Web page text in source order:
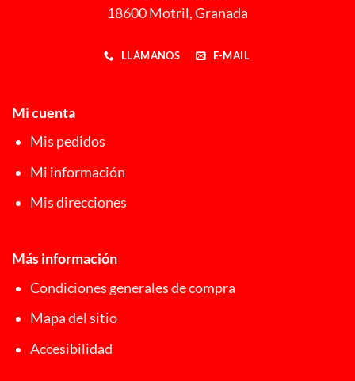
18600 Motril, Granada
LLÁMANOS E-MAIL
Mi cuenta
Mis pedidos
Mi información
Mis direcciones
Más información
Condiciones generales de compra
Mapa del sitio
Accesibilidad